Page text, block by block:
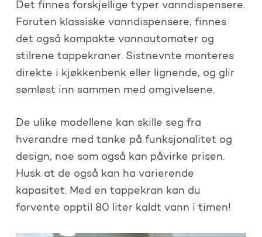
Det finnes forskjellige typer vanndispensere.
Foruten klassiske vanndispensere, finnes
det også kompakte vannautomater og
stilrene tappekraner. Sistnevnte monteres
direkte i kjøkkenbenk eller lignende, og glir
sømløst inn sammen med omgivelsene.
De ulike modellene kan skille seg fra
hverandre med tanke på funksjonalitet og
design, noe som også kan påvirke prisen.
Husk at de også kan ha varierende
kapasitet. Med en tappekran kan du
forvente opptil 80 liter kaldt vann i timen!